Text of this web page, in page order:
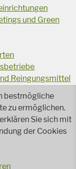
und Green
Reingungsmittel
bestmögliche
zu ermöglichen.
Sie sich mit
der Cookies